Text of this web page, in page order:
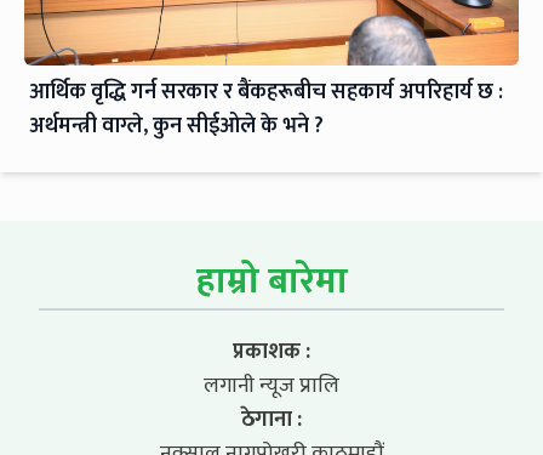
आर्थिक वृद्धि गर्न सरकार र बैंकहरूबीच सहकार्य अपरिहार्य छ :
अर्थमन्त्री वाग्ले, कुन सीईओले के भने ?
हाम्रो बारेमा
प्रकाशक :
लगानी न्यूज प्रालि
ठेगाना :